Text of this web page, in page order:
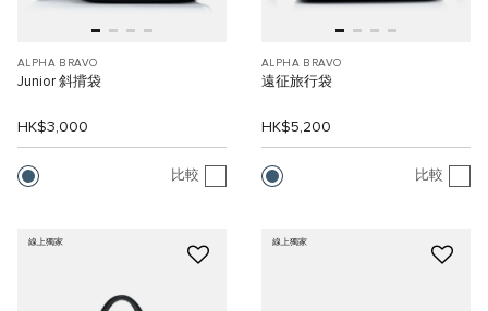
ALPHA BRAVO
Junior 斜揹袋
HK$3,000
比較
ALPHA BRAVO
遠征旅行袋
HK$5,200
比較
線上獨家 線上獨家